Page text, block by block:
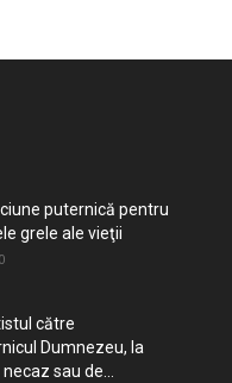
puternică pentru
grele ale vieţii
către
Dumnezeu, la
sau de...